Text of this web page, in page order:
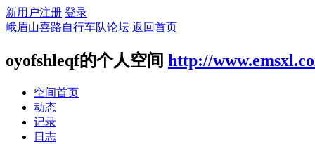
新用户注册 登录
峨眉山喜路自行车队论坛 返回首页
oyofshleqf的个人空间 http://
空间首页
动态
记录
日志